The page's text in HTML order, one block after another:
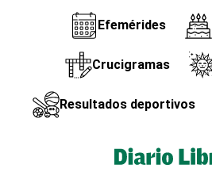
Efemérides
Crucigramas
Resultados deportivos